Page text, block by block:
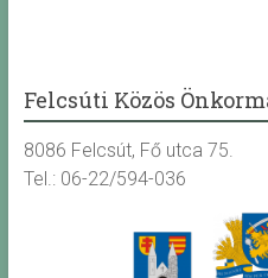
Felcsúti Közös
8086 Felcsút, Fő utca 75.
Tel.: 06-22/594-036